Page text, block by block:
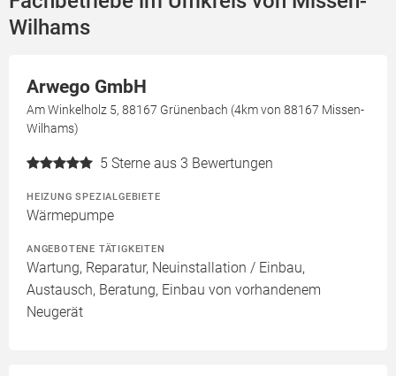
Wilhams
Arwego GmbH
Am Winkelholz 5, 88167 Grünenbach (4km von 88167 Missen-
Wilhams)
5 Sterne aus 3 Bewertungen
HEIZUNG SPEZIALGEBIETE
Wärmepumpe
ANGEBOTENE TÄTIGKEITEN
Wartung, Reparatur, Neuinstallation / Einbau,
Austausch, Beratung, Einbau von vorhandenem
Neugerät